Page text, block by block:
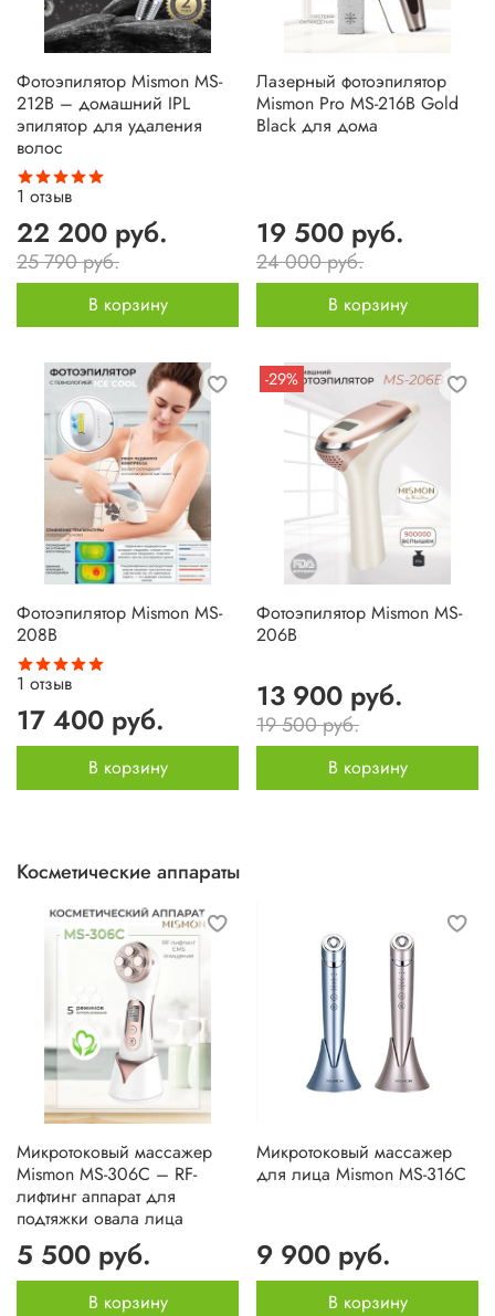
Фотоэпилятор Mismon MS-
212B – домашний IPL
эпилятор для удаления
волос
1 отзыв
22 200 руб.
25 790 руб.
В корзину
Лазерный фотоэпилятор
Mismon Pro MS-216B Gold
Black для дома
19 500 руб.
24 000 руб.
В корзину
Фотоэпилятор Mismon MS-
208B
1 отзыв
17 400 руб.
В корзину
-29%
Фотоэпилятор Mismon MS-
206B
13 900 руб.
19 500 руб.
В корзину
Косметические аппараты
Микротоковый массажер
Mismon MS-306C – RF-
лифтинг аппарат для
подтяжки овала лица
5 500 руб.
В корзину
Микротоковый массажер
для лица Mismon MS-316C
9 900 руб.
В корзину